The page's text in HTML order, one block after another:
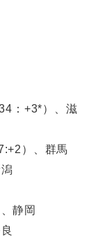
：+3*）、滋
）、群馬
静岡